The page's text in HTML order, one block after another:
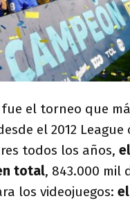
el torneo que
el 2012
todos los años,
total, 843.000 mil
los videojuegos: